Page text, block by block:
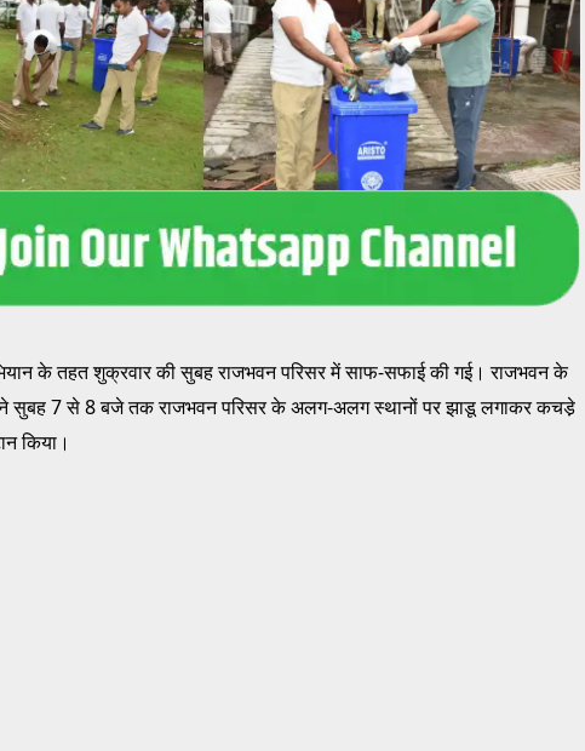
के तहत शुक्रवार की सुबह राजभवन परिसर में साफ-सफाई की गई। राजभवन के
ने सुबह 7 से 8 बजे तक राजभवन परिसर के अलग-अलग स्थानों पर झाडू लगाकर कचडे़
किया।